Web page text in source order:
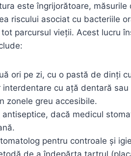
este îngrijorătoare, măsurile
riscului asociat cu bacteriile
parcursul vieții. Acest lucru
ori pe zi, cu o pastă de dinți
cu ață dentară sau
zonele greu accesibile.
antiseptice, dacă medicul
pentru controale și
de a îndepărta tartrul